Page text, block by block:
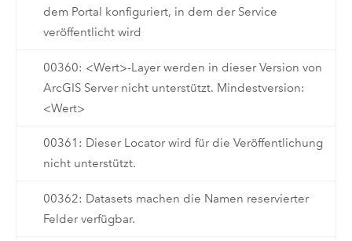
dem Portal konfiguriert, in dem der Service
veröffentlicht wird
00360: <Wert>-Layer werden in dieser Version von
ArcGIS Server nicht unterstützt. Mindestversion:
<Wert>
00361: Dieser Locator wird für die Veröffentlichung
nicht unterstützt.
00362: Datasets machen die Namen reservierter
Felder verfügbar.